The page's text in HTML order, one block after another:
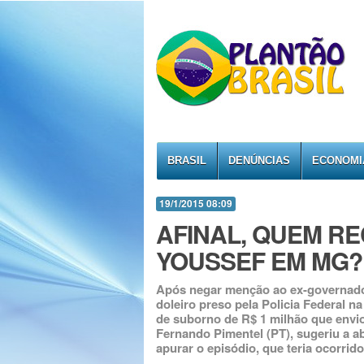
BRASIL DENÚNCIAS
19/1/2015 08:09
AFINAL, QUEM
YOUSSEF EM MG?
Após negar menção ao ex-
doleiro preso pela Policia Federal
de suborno de R$ 1 milhão que
Fernando Pimentel (PT), sugeriu a
apurar o episódio, que teria